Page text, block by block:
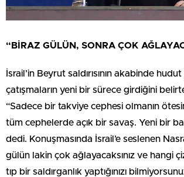
“BİRAZ GÜLÜN, SONRA ÇOK
İsrail’in Beyrut saldırısının akabinde
çatışmaların yeni bir sürece girdiğini
“Sadece bir takviye cephesi olmanın
tüm cephelerde açık bir savaş. Yeni bir
dedi. Konuşmasında İsrail’e seslenen
gülün lakin çok ağlayacaksınız ve hangi
tıp bir saldırganlık yaptığınızı